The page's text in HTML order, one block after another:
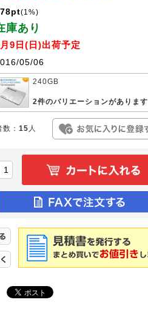
(1%)
庫あり
9日(日)出荷予定
05/06
240GB
2件のバリエーションがあります
： 15 人